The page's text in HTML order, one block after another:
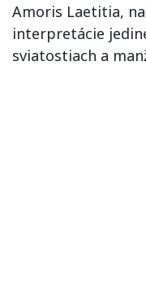
Amoris Laetitia,
interpretácie
sviatostiach a